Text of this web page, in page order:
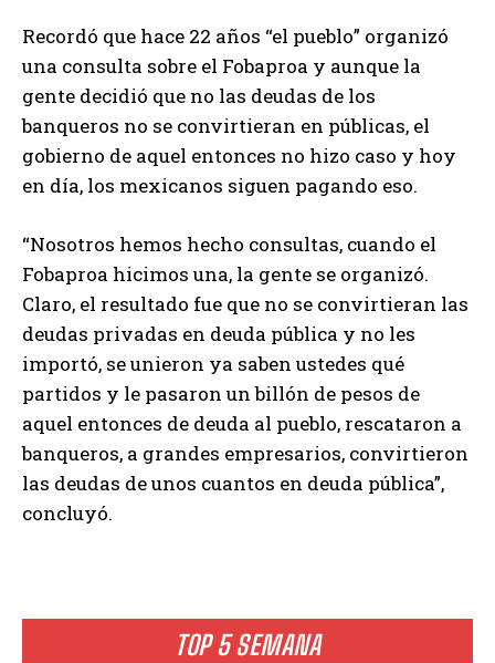
TOP 5 SEMANA
Recordó que hace 22 años “el pueblo” organizó
una consulta sobre el Fobaproa y aunque la
gente decidió que no las deudas de los
banqueros no se convirtieran en públicas, el
gobierno de aquel entonces no hizo caso y hoy
en día, los mexicanos siguen pagando eso.
“Nosotros hemos hecho consultas, cuando el
Fobaproa hicimos una, la gente se organizó.
Claro, el resultado fue que no se convirtieran las
deudas privadas en deuda pública y no les
importó, se unieron ya saben ustedes qué
partidos y le pasaron un billón de pesos de
aquel entonces de deuda al pueblo, rescataron a
banqueros, a grandes empresarios, convirtieron
las deudas de unos cuantos en deuda pública”,
concluyó.